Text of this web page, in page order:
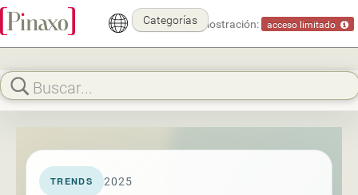
Modo demostración: acceso limitado
Categorías
TRENDS 2025